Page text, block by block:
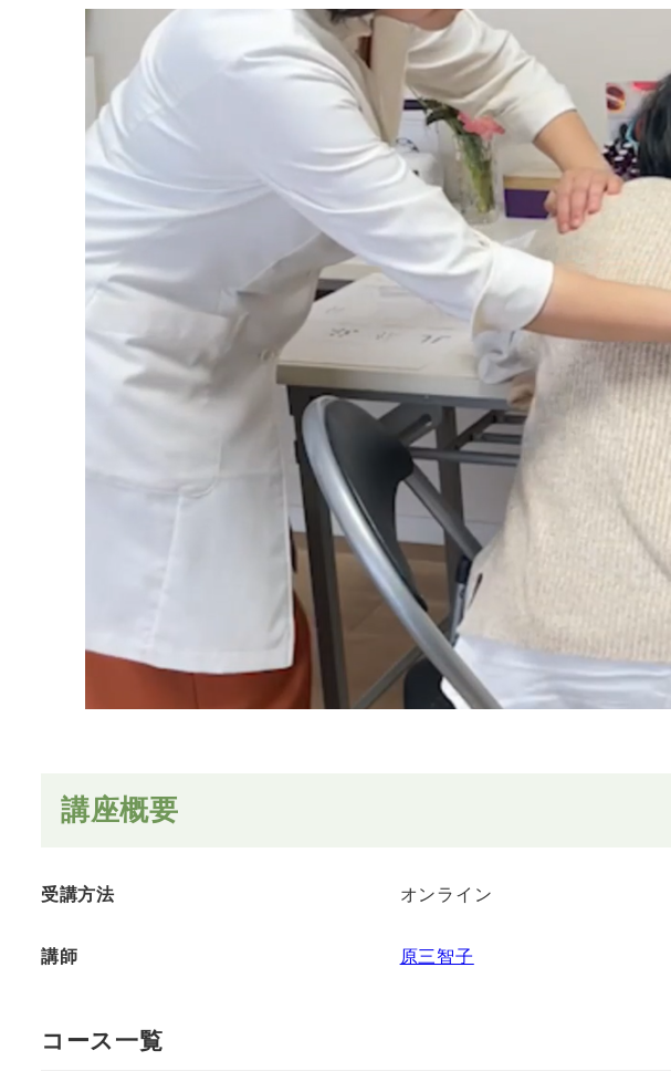
講座概要
受講方法 オンライン
講師 原三智子
コース一覧